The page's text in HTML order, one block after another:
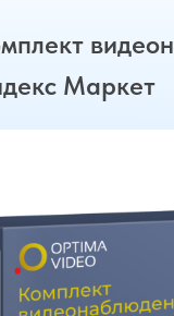
Маркет